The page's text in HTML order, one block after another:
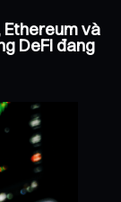
và
DeFi đang